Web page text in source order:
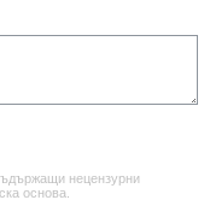
нецензурни
основа.